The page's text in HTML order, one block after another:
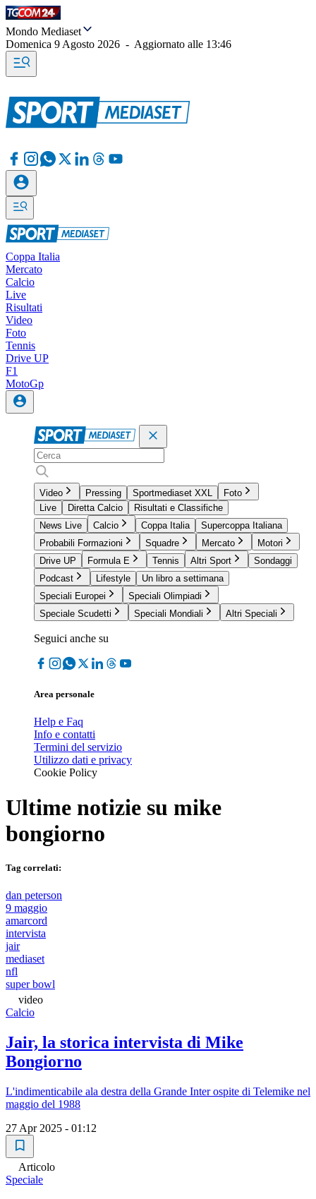
Mondo Mediaset
Domenica 9 Agosto 2026 - Aggiornato alle 13:46
Coppa Italia
Mercato
Calcio
Live
Risultati
Video
Foto
Tennis
Drive UP
F1
MotoGp
Video Pressing Sportmediaset XXL
Foto
Live
Diretta Calcio
Risultati e Classifiche
News Live
Calcio Coppa Italia
Supercoppa Italiana
Probabili Formazioni
Squadre Mercato
Motori
Drive UP
Formula E Tennis Altri Sport
Sondaggi
Podcast
Lifestyle
Un libro a settimana
Speciali Europei
Speciali Olimpiadi
Speciale Scudetti
Speciali Mondiali Altri Speciali
Seguici anche su
Area personale
Help e Faq
Info e contatti
Termini del servizio
Utilizzo dati e privacy
Cookie Policy
Ultime notizie su mike
bongiorno
Tag correlati:
dan peterson
9 maggio
amarcord
intervista
jair
mediaset
nfl
super bowl
video
Calcio
Jair, la storica intervista di Mike
Bongiorno
L'indimenticabile ala destra della Grande Inter ospite di Telemike nel
maggio del 1988
27 Apr 2025 - 01:12
Articolo
Speciale